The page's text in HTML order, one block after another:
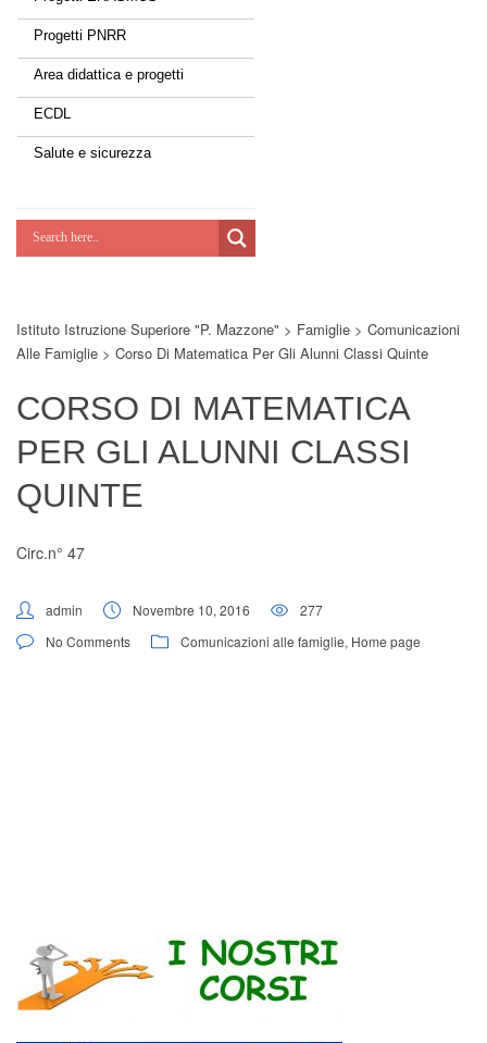
Estate a scuola
Scuola d'estate
Lab Green
Potenziamoci
Progetti PNRR
Area didattica e progetti
ECDL
Salute e sicurezza
Istituto Istruzione Superiore "P. Mazzone" > Famiglie > Comunicazioni
Alle Famiglie > Corso Di Matematica Per Gli Alunni Classi Quinte
CORSO DI MATEMATICA
PER GLI ALUNNI CLASSI
QUINTE
Circ.n° 47
admin Novembre 10, 2016
277
No Comments
Comunicazioni alle famiglie, Home page